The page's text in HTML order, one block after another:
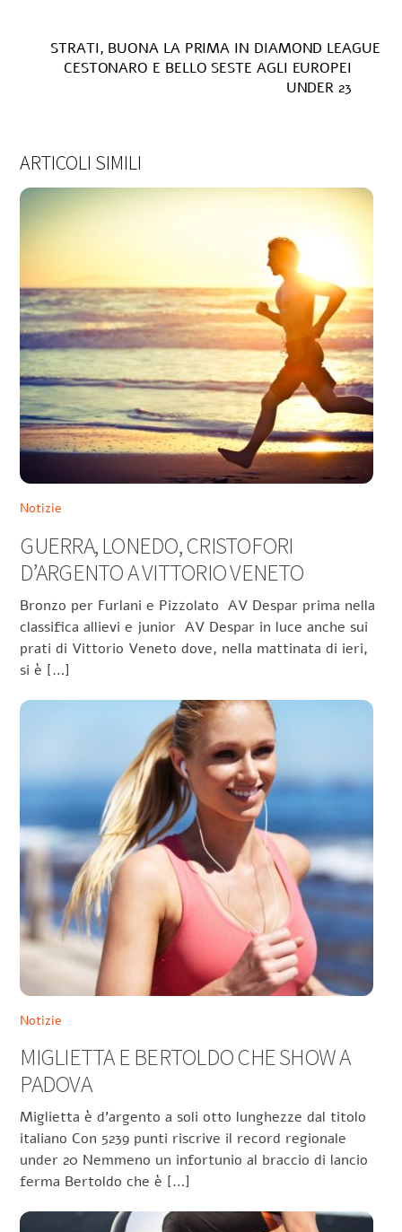
STRATI, BUONA LA PRIMA IN DIAMOND LEAGUE
CESTONARO E BELLO SESTE AGLI EUROPEI
UNDER 23
ARTICOLI SIMILI
Notizie
GUERRA, LONEDO, CRISTOFORI
D’ARGENTO A VITTORIO VENETO
Bronzo per Furlani e Pizzolato AV Despar prima nella
classifica allievi e junior AV Despar in luce anche sui
prati di Vittorio Veneto dove, nella mattinata di ieri,
si è […]
Notizie
MIGLIETTA E BERTOLDO CHE SHOW A
PADOVA
Miglietta è d’argento a soli otto lunghezze dal titolo
italiano Con 5239 punti riscrive il record regionale
under 20 Nemmeno un infortunio al braccio di lancio
ferma Bertoldo che è […]